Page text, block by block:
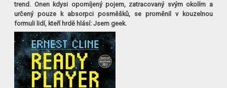
trend. Onen kdysi opomíjený pojem, zatracovaný svým okolím a
určený pouze k absorpci posměšků, se proměnil v kouzelnou
formuli lidí, kteří hrdě hlásí: Jsem geek.